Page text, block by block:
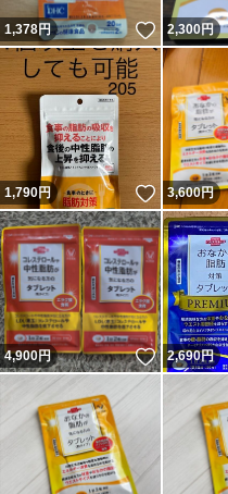
1,378円 いいね！
2,300円
1,790円 いいね！
3,600円
4,900円 いいね！
2,690円